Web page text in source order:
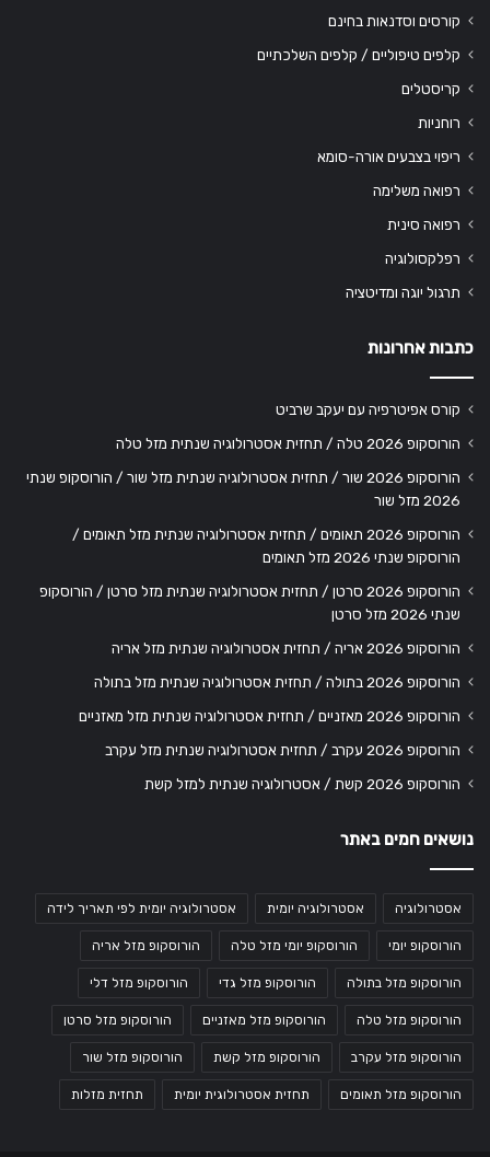
קורסים וסדנאות בחינם
קלפים טיפוליים / קלפים השלכתיים
קריסטלים
רוחניות
ריפוי בצבעים אורה-סומא
רפואה משלימה
רפואה סינית
רפלקסולוגיה
תרגול יוגה ומדיטציה
כתבות אחרונות
קורס אפיטרפיה עם יעקב שרביט
הורוסקופ 2026 טלה / תחזית אסטרולוגיה שנתית מזל טלה
הורוסקופ 2026 שור / תחזית אסטרולוגיה שנתית מזל שור / הורוסקופ שנתי
2026 מזל שור
הורוסקופ 2026 תאומים / תחזית אסטרולוגיה שנתית מזל תאומים /
הורוסקופ שנתי 2026 מזל תאומים
הורוסקופ 2026 סרטן / תחזית אסטרולוגיה שנתית מזל סרטן / הורוסקופ
שנתי 2026 מזל סרטן
הורוסקופ 2026 אריה / תחזית אסטרולוגיה שנתית מזל אריה
הורוסקופ 2026 בתולה / תחזית אסטרולוגיה שנתית מזל בתולה
הורוסקופ 2026 מאזניים / תחזית אסטרולוגיה שנתית מזל מאזניים
הורוסקופ 2026 עקרב / תחזית אסטרולוגיה שנתית מזל עקרב
הורוסקופ 2026 קשת / אסטרולוגיה שנתית למזל קשת
נושאים חמים באתר
אסטרולוגיה אסטרולוגיה יומית אסטרולוגיה יומית לפי תאריך לידה
הורוסקופ יומי הורוסקופ יומי מזל טלה הורוסקופ מזל אריה
הורוסקופ מזל בתולה הורוסקופ מזל גדי הורוסקופ מזל דלי
הורוסקופ מזל טלה הורוסקופ מזל מאזניים הורוסקופ מזל סרטן
הורוסקופ מזל עקרב הורוסקופ מזל קשת הורוסקופ מזל שור
הורוסקופ מזל תאומים תחזית אסטרולוגית יומית תחזית מזלות